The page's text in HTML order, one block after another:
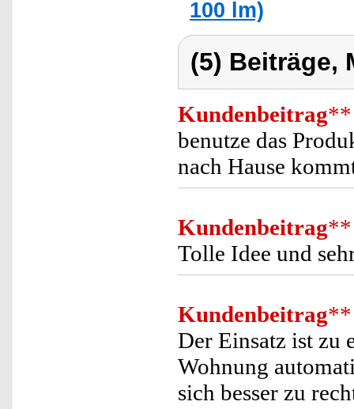
100 lm)
(5) Beiträge,
Kundenbeitrag**
benutze das
nach Hause
Kundenbeitrag**
Tolle Idee und
Kundenbeitrag**
Der Einsatz ist zu
Wohnung
sich besser zu